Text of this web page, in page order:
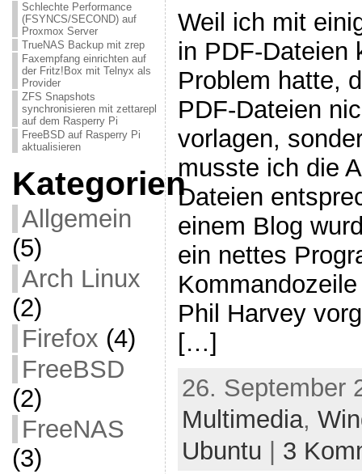
Schlechte Performance
(FSYNCS/SECOND) auf
Proxmox Server
TrueNAS Backup mit zrep
Faxempfang einrichten auf
der Fritz!Box mit Telnyx als
Provider
ZFS Snapshots
synchronisieren mit zettarepl
auf dem Rasperry Pi
FreeBSD auf Rasperry Pi
aktualisieren
Kategorien
Allgemein
(5)
Arch Linux
(2)
Firefox (4)
FreeBSD
(2)
FreeNAS
(3)
Weil ich mit
in PDF-Dateien
Problem hatte,
PDF-Dateien
vorlagen,
musste ich die
Dateien
einem Blog
ein nettes
Phil Harvey
[…]
26. September
Multimedia,
Ubuntu | 3